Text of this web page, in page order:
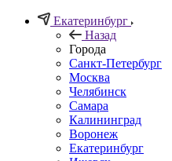
Екатеринбург
Назад
Города
Санкт-Петербург
Москва
Челябинск
Самара
Калининград
Воронеж
Екатеринбург